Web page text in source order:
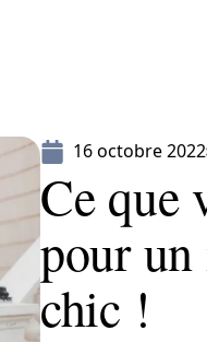
16 octobre 2022
Ce que
pour un
chic !